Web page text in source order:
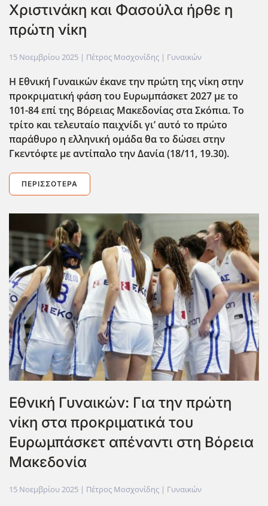
Χριστινάκη και Φασούλα ήρθε η
πρώτη νίκη
15 Νοεμβρίου 2025 | Πέτρος Μοσχονίδης | Γυναικών
Η Εθνική Γυναικών έκανε την πρώτη της νίκη στην
προκριματική φάση του Ευρωμπάσκετ 2027 με το
101-84 επί της Βόρειας Μακεδονίας στα Σκόπια. Το
τρίτο και τελευταίο παιχνίδι γι’ αυτό το πρώτο
παράθυρο η ελληνική ομάδα θα το δώσει στην
Γκεντόφτε με αντίπαλο την Δανία (18/11, 19.30).
ΠΕΡΙΣΣΌΤΕΡΑ
Εθνική Γυναικών: Για την πρώτη
νίκη στα προκριματικά του
Ευρωμπάσκετ απέναντι στη Βόρεια
Μακεδονία
15 Νοεμβρίου 2025 | Πέτρος Μοσχονίδης | Γυναικών